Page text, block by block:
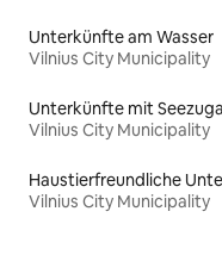
Unterkünfte am Wasser
Vilnius City Municipality
Unterkünfte mit
Vilnius City Municipality
Vilnius City Municipality